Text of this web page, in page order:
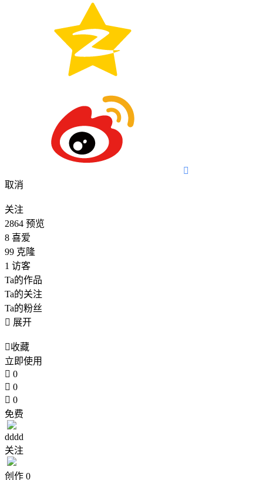

取消
关注
2864 预览
8 喜爱
99 克隆
1 访客
Ta的作品
Ta的关注
Ta的粉丝
 展开
收藏
立即使用
 0
 0
 0
免费
dddd
关注
创作 0